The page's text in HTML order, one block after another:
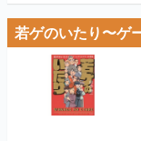
若ゲのいたり〜ゲ